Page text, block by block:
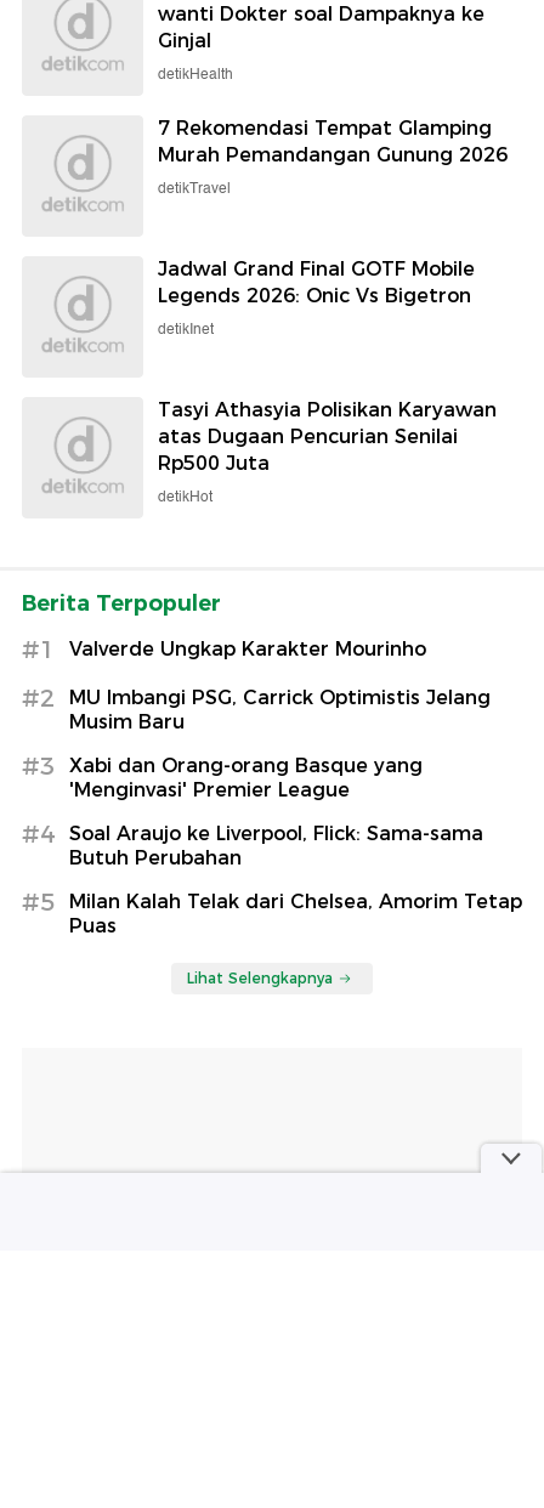
wanti Dokter soal Dampaknya ke
Ginjal
detikHealth
7 Rekomendasi Tempat Glamping
Murah Pemandangan Gunung 2026
detikTravel
Jadwal Grand Final GOTF Mobile
Legends 2026: Onic Vs Bigetron
detikInet
Tasyi Athasyia Polisikan Karyawan
atas Dugaan Pencurian Senilai
Rp500 Juta
detikHot
Berita Terpopuler
#1 Valverde Ungkap Karakter Mourinho
#2
MU Imbangi PSG, Carrick Optimistis Jelang
Musim Baru
#3
Xabi dan Orang-orang Basque yang
'Menginvasi' Premier League
#4
Soal Araujo ke Liverpool, Flick: Sama-sama
Butuh Perubahan
#5
Milan Kalah Telak dari Chelsea, Amorim Tetap
Puas
Lihat Selengkapnya